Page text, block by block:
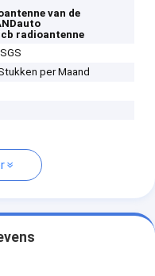
van de
radioantenne
per Maand